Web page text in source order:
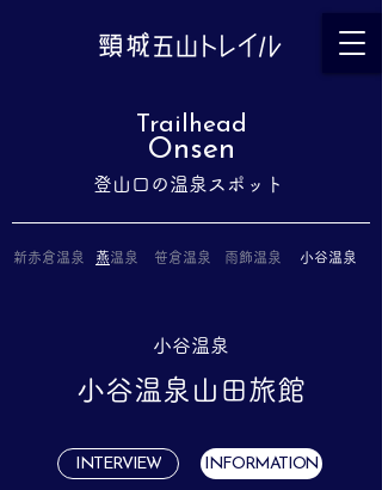
Trailhead
Onsen
登山口の温泉スポット
新赤倉温泉 ​燕温泉 笹倉温泉 雨飾温泉 小谷温泉
小谷温泉
小谷温泉山田旅館
INTERVIEW INFORMATION